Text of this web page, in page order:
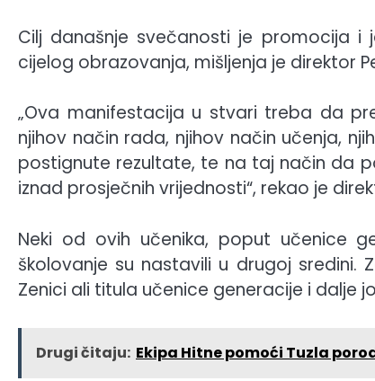
Cilj današnje svečanosti je promocija i
cijelog obrazovanja, mišljenja je direktor
„Ova manifestacija u stvari treba da
njihov način rada, njihov način učenja,
postignute rezultate, te na taj način da
iznad prosječnih vrijednosti“, rekao je
Neki od ovih učenika, poput učenice
školovanje su nastavili u drugoj sredini.
Zenici ali titula učenice generacije i dalje
Drugi čitaju: Ekipa Hitne pomoći Tuzla